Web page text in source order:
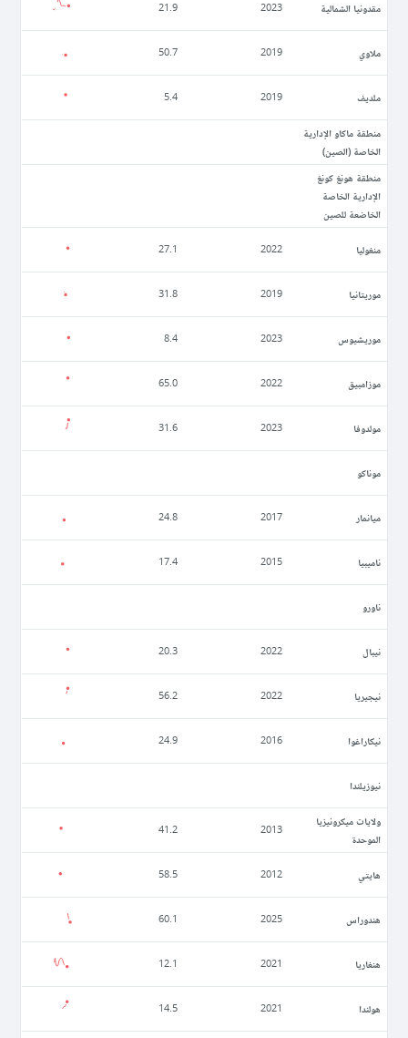
مقدونيا الشمالية 2023
21.9
ملاوي 2019
50.7
ملديف 2019
5.4
منطقة ماكاو الإدارية
الخاصة (الصين)
منطقة هونغ كونغ
الإدارية الخاصة
الخاضعة للصين
منغوليا 2022
27.1
موريتانيا 2019
31.8
موريشيوس 2023
8.4
موزامبيق 2022
65.0
مولدوفا 2023
31.6
موناكو
ميانمار 2017
24.8
ناميبيا 2015
17.4
ناورو
نيبال 2022
20.3
نيجيريا 2022
56.2
نيكاراغوا 2016
24.9
نيوزيلندا
ولايات ميكرونيزيا
الموحدة
2013
41.2
ھايتي 2012
58.5
ھندوراس 2025
60.1
ھنغاريا 2021
12.1
ھولندا 2021
14.5